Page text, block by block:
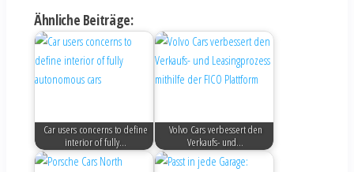
Ähnliche Beiträge:
Car users concerns to define
interior of fully…
Volvo Cars verbessert den
Verkaufs- und…